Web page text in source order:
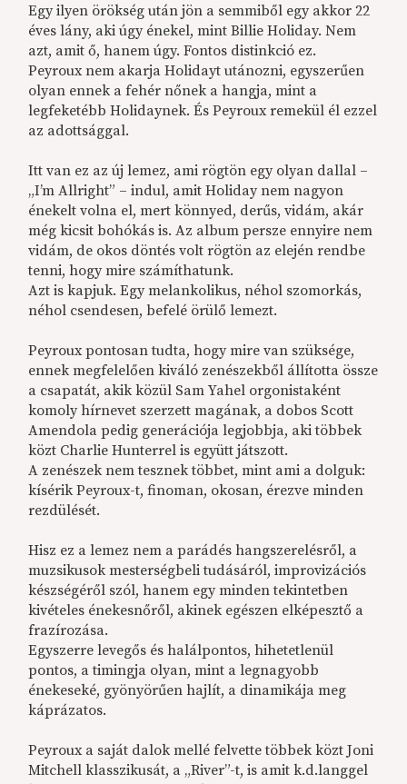
Egy ilyen örökség után jön a semmiből egy akkor 22
éves lány, aki úgy énekel, mint Billie Holiday. Nem
azt, amit ő, hanem úgy. Fontos distinkció ez.
Peyroux nem akarja Holidayt utánozni, egyszerűen
olyan ennek a fehér nőnek a hangja, mint a
legfeketébb Holidaynek. És Peyroux remekül él ezzel
az adottsággal.
Itt van ez az új lemez, ami rögtön egy olyan dallal –
„I’m Allright” – indul, amit Holiday nem nagyon
énekelt volna el, mert könnyed, derűs, vidám, akár
még kicsit bohókás is. Az album persze ennyire nem
vidám, de okos döntés volt rögtön az elején rendbe
tenni, hogy mire számíthatunk.
Azt is kapjuk. Egy melankolikus, néhol szomorkás,
néhol csendesen, befelé örülő lemezt.
Peyroux pontosan tudta, hogy mire van szüksége,
ennek megfelelően kiváló zenészekből állította össze
a csapatát, akik közül Sam Yahel orgonistaként
komoly hírnevet szerzett magának, a dobos Scott
Amendola pedig generációja legjobbja, aki többek
közt Charlie Hunterrel is együtt játszott.
A zenészek nem tesznek többet, mint ami a dolguk:
kísérik Peyroux-t, finoman, okosan, érezve minden
rezdülését.
Hisz ez a lemez nem a parádés hangszerelésről, a
muzsikusok mesterségbeli tudásáról, improvizációs
készségéről szól, hanem egy minden tekintetben
kivételes énekesnőről, akinek egészen elképesztő a
frazírozása.
Egyszerre levegős és halálpontos, hihetetlenül
pontos, a timingja olyan, mint a legnagyobb
énekeseké, gyönyörűen hajlít, a dinamikája meg
káprázatos.
Peyroux a saját dalok mellé felvette többek közt Joni
Mitchell klasszikusát, a „River”-t, is amit k.d.langgel